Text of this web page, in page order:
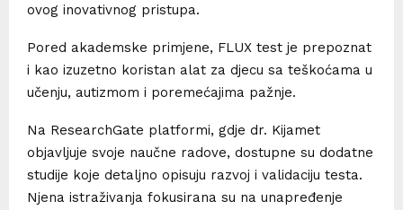
ovog inovativnog pristupa.
Pored akademske primjene, FLUX test je prepoznat
i kao izuzetno koristan alat za djecu sa teškoćama u
učenju, autizmom i poremećajima pažnje.
Na ResearchGate platformi, gdje dr. Kijamet
objavljuje svoje naučne radove, dostupne su dodatne
studije koje detaljno opisuju razvoj i validaciju testa.
Njena istraživanja fokusirana su na unapređenje